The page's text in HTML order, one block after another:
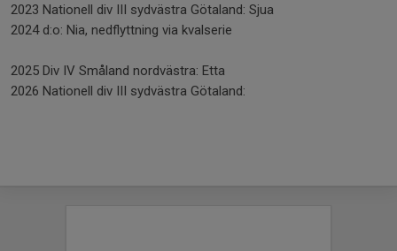
2023 Nationell div III sydvästra Götaland: Sjua
2024 d:o: Nia, nedflyttning via kvalserie
2025 Div IV Småland nordvästra: Etta
2026 Nationell div III sydvästra Götaland: